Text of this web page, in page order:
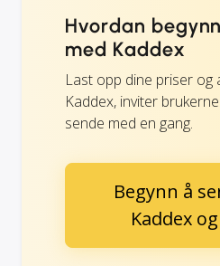
Hvordan
med Kaddex
Last opp dine priser og
Kaddex, inviter
sende med en gang.
Begynn å
Kaddex